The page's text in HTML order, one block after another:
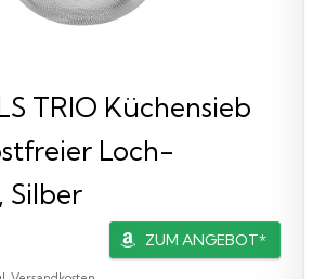
TRIO Küchensieb
Loch-
Silber
ZUM ANGEBOT*